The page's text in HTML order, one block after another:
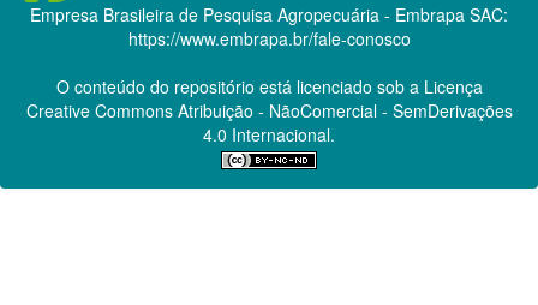
Empresa Brasileira de Pesquisa Agropecuária - Embrapa SAC:
https://www.embrapa.br/fale-conosco
O conteúdo do repositório está licenciado sob a Licença
Creative CommonsAtribuição - NãoComercial - SemDerivações
4.0 Internacional.